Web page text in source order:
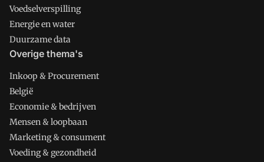
Voedselverspilling
Energie en water
Duurzame data
Overige thema's
Inkoop & Procurement
België
Economie & bedrijven
Mensen & loopbaan
Marketing & consument
Voeding & gezondheid